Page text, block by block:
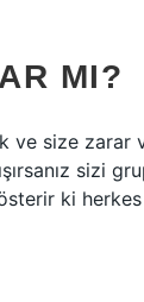
MI?
size zarar
sizi
ki